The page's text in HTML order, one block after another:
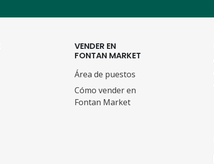
VENDER EN
FONTAN MARKET
Área de puestos
Cómo vender en
Fontan Market